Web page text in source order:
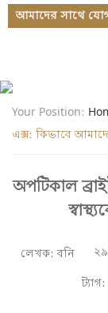
লগইন
আমাদের সাথে
Your Position:
এক্স: কিভাবে
অপটিকাল
লেখক:বনি
ট্যাগ: